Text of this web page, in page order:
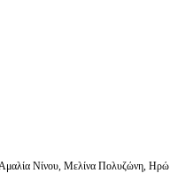
Νίνου, Μελίνα Πολυζώνη, Ηρώ